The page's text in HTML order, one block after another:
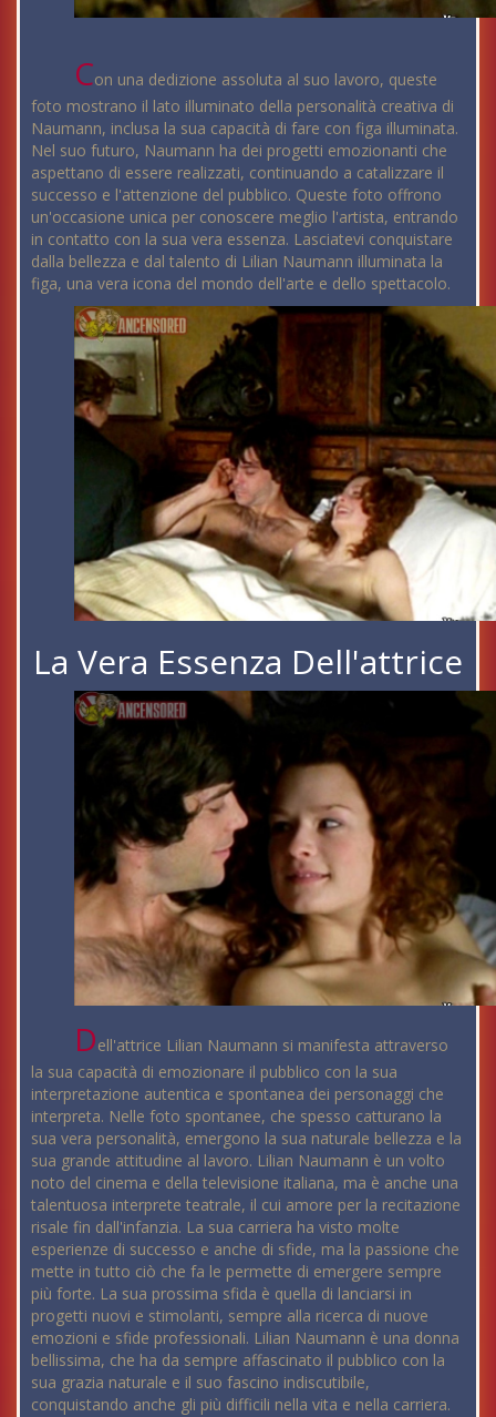
Con una dedizione assoluta al suo lavoro, queste
foto mostrano il lato illuminato della personalità creativa di
Naumann, inclusa la sua capacità di fare con figa illuminata.
Nel suo futuro, Naumann ha dei progetti emozionanti che
aspettano di essere realizzati, continuando a catalizzare il
successo e l'attenzione del pubblico. Queste foto offrono
un'occasione unica per conoscere meglio l'artista, entrando
in contatto con la sua vera essenza. Lasciatevi conquistare
dalla bellezza e dal talento di Lilian Naumann illuminata la
figa, una vera icona del mondo dell'arte e dello spettacolo.
La Vera Essenza Dell'attrice
Dell'attrice Lilian Naumann si manifesta attraverso
la sua capacità di emozionare il pubblico con la sua
interpretazione autentica e spontanea dei personaggi che
interpreta. Nelle foto spontanee, che spesso catturano la
sua vera personalità, emergono la sua naturale bellezza e la
sua grande attitudine al lavoro. Lilian Naumann è un volto
noto del cinema e della televisione italiana, ma è anche una
talentuosa interprete teatrale, il cui amore per la recitazione
risale fin dall'infanzia. La sua carriera ha visto molte
esperienze di successo e anche di sfide, ma la passione che
mette in tutto ciò che fa le permette di emergere sempre
più forte. La sua prossima sfida è quella di lanciarsi in
progetti nuovi e stimolanti, sempre alla ricerca di nuove
emozioni e sfide professionali. Lilian Naumann è una donna
bellissima, che ha da sempre affascinato il pubblico con la
sua grazia naturale e il suo fascino indiscutibile,
conquistando anche gli più difficili nella vita e nella carriera.